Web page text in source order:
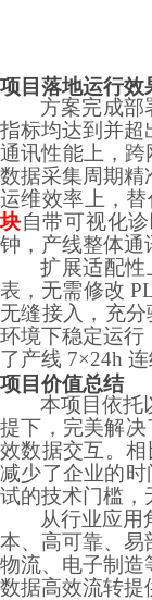
项目落地运行效
方案完成部
指标均达到并超
通讯性能上，
数据采集周期精
运维效率上，
块自带可视化
钟，产线整体通
扩展适配性
表，无需修改
无缝接入，充
环境下稳定运行
了产线 7×24h 连
项目价值总结
本项目依托
提下，完美解决
效数据交互。
减少了企业的时
试的技术门槛，
从行业应用
本、高可靠、易
物流、电子制造
数据高效流转提